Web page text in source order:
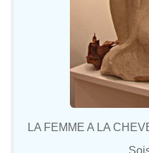
LA FEMME A LA